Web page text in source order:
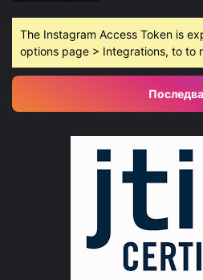
The Instagram Access Token is
options page > Integrations, to to